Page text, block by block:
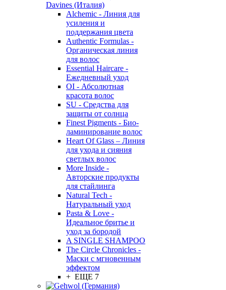
Davines (Италия)
Alchemic - Линия для
усиления и
поддержания цвета
Authentic Formulas -
Органическая линия
для волос
Essential Haircare -
Eжедневный уход
OI - Абсолютная
красота волос
SU - Средства для
защиты от солнца
Finest Pigments - Био-
ламинирование волос
Heart Of Glass – Линия
для ухода и сияния
светлых волос
More Inside -
Авторские продукты
для стайлинга
Natural Tech -
Натуральный уход
Pasta & Love -
Идеальное бритье и
уход за бородой
A SINGLE SHAMPOO
The Circle Chronicles -
Маски с мгновенным
эффектом
+ ЕЩЕ 7